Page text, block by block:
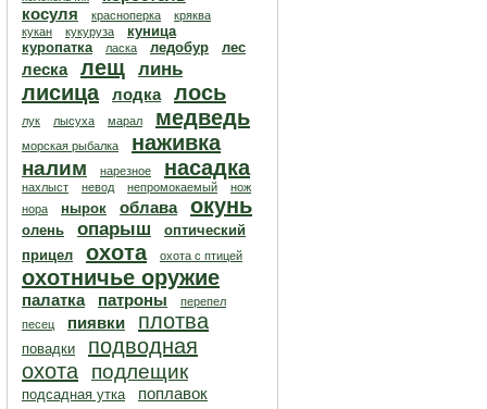
косуля
красноперка
кряква
кукан
кукуруза
куница
куропатка
ласка ледобур лес
леска лещ линь
лисица лодка лось
лук лысуха марал медведь
морская рыбалка наживка
налим нарезное насадка
нахлыст невод непромокаемый
нож
нора
нырок облава окунь
олень опарыш
оптический
прицел
охота охота с птицей
охотничье оружие
палатка патроны
перепел
песец
пиявки плотва
повадки
подводная
охота
подлещик
подсадная утка поплавок